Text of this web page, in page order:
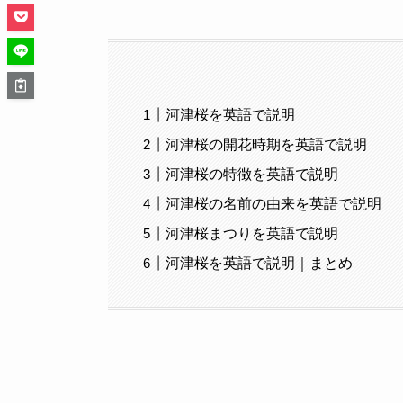
河津桜を英語で説明
河津桜の開花時期を英語で説明
河津桜の特徴を英語で説明
河津桜の名前の由来を英語で説明
河津桜まつりを英語で説明
河津桜を英語で説明｜まとめ